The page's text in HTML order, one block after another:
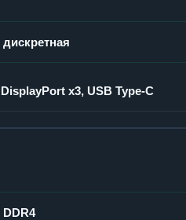
дискретная
DisplayPort x3, USB Type-C
DDR4